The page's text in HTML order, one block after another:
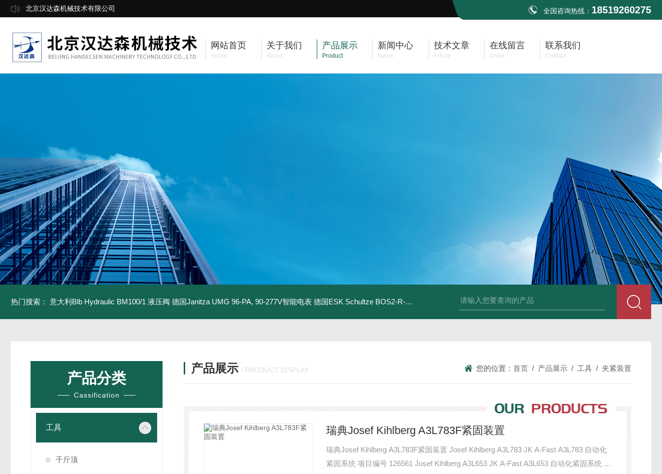
北京汉达森机械技术有限公司 全国咨询热线： 18519260275
网站首页
Home
关于我们
About
产品展示
Product
新闻中心
News
技术文章
Article
在线留言
Order
联系我们
Contact
热门搜索： 意大利Blb Hydraulic BM100/1 液压阀 德国Janitza UMG 96-PA, 90-277V智能电表 德国ESK Schultze BOS2-R-80F 型油分离器 德国Baumüller b maXX 6500伺服电机 德国Bauüller b maXX
产品分类
Cassification
工具
千斤顶
产品展示 / PRODUCT DISPLAY 您的位置： 首页 / 产品展示 / 工具 / 夹紧装置
瑞典Josef Kihlberg A3L783F紧固装置
瑞典Josef Kihlberg A3L783F紧固装置 Josef Kihlberg A3L783 JK A-Fast A3L783 自动化
紧固系统 项目编号 126561 Josef Kihlberg A3L653 JK A-Fast A3L653 自动化紧固系统 项